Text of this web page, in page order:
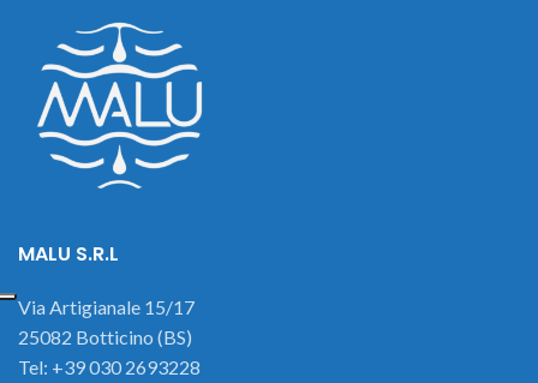
MALU S.R.L
Via Artigianale 15/17
25082 Botticino (BS)
Tel: +39 030 2693228